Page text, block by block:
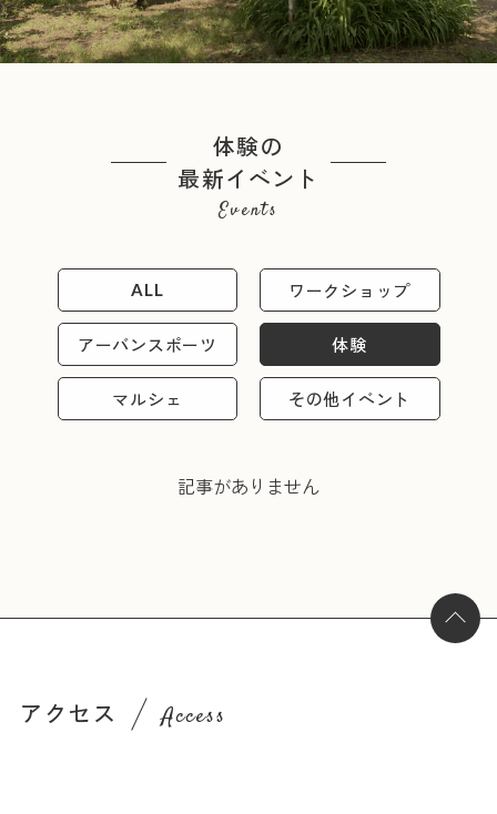
体験の
最新イベント
Events
ALL ワークショップ
アーバンスポーツ 体験
マルシェ その他イベント
記事がありません
アクセス Access